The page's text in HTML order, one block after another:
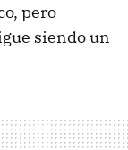
pero
siendo un